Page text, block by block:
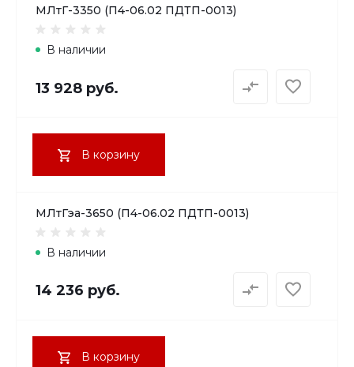
МЛтГ-3350 (П4-06.02 ПДТП-0013)
В наличии
13 928 руб.
В корзину
МЛтГэа-3650 (П4-06.02 ПДТП-0013)
В наличии
14 236 руб.
В корзину